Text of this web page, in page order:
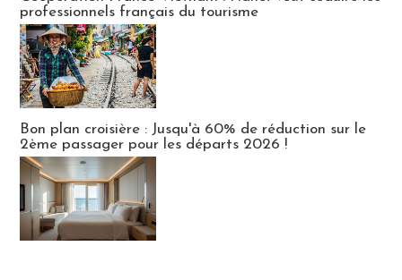
professionnels français du tourisme
Bon plan croisière : Jusqu'à 60% de réduction sur le
2ème passager pour les départs 2026 !